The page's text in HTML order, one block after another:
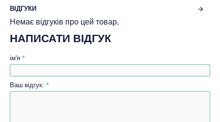
ВІДГУКИ
Немає відгуків про цей товар.
НАПИСАТИ ВІДГУК
ім'я
Ваш відгук: